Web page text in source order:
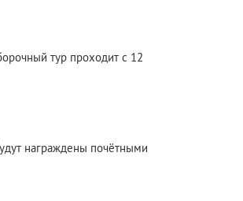
тур проходит с 12
награждены почётными